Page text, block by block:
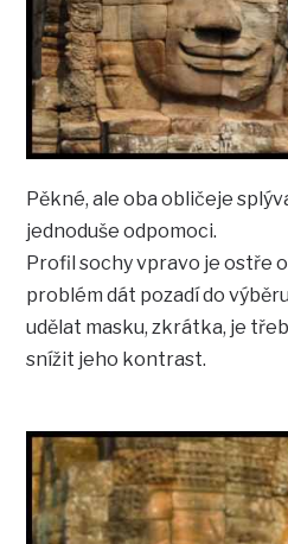
Pěkné, ale oba obličeje
jednoduše odpomoci.
Profil sochy vpravo je ostře
problém dát pozadí do
udělat masku, zkrátka, je
snížit jeho kontrast.